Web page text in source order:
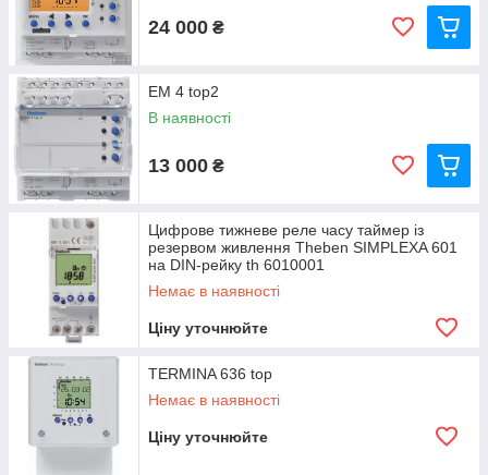
24 000 ₴
EM 4 top2
В наявності
13 000 ₴
Цифрове тижневе реле часу таймер із
резервом живлення Theben SIMPLEXA 601
на DIN-рейку th 6010001
Немає в наявності
Ціну уточнюйте
TERMINA 636 top
Немає в наявності
Ціну уточнюйте